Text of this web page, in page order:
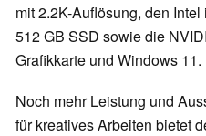
mit 2.2K-Auflösung, den
512 GB SSD sowie die
Grafikkarte und Windows 11.
Noch mehr Leistung und
für kreatives Arbeiten bietet